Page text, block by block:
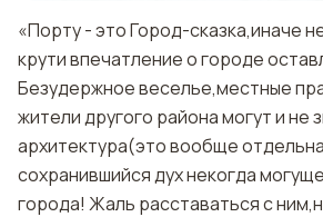
«Порту - это Город-сказка,иначе
крути впечатление о городе
Безудержное веселье,местные
жители другого района могут и не
архитектура(это вообще
сохранившийся дух некогда
города! Жаль расставаться с